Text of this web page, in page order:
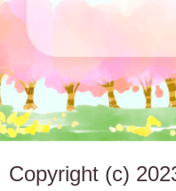
Copyright (c)